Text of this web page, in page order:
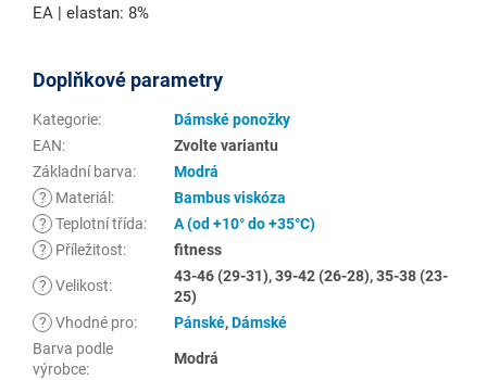
EA | elastan: 8%
Doplňkové parametry
Kategorie:
Dámské ponožky
EAN:
Zvolte variantu
Základní barva:
Modrá
?
Materiál :
Bambus viskóza
? Teplotní třída:
A (od +10° do +35°C)
?
Příležitost: fitness
? Velikost:
43-46 (29-31), 39-42 (26-28), 35-38 (23-
25)
? Vhodné pro: Pánské,Dámské
Barva podle
výrobce:
Modrá